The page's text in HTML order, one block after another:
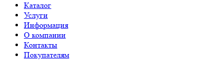
Каталог
Услуги
Информация
О компании
Контакты
Покупателям